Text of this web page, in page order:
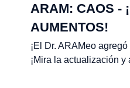
ARAM: CAOS -
AUMENTOS!
¡El Dr. ARAMeo
¡Mira la actualización